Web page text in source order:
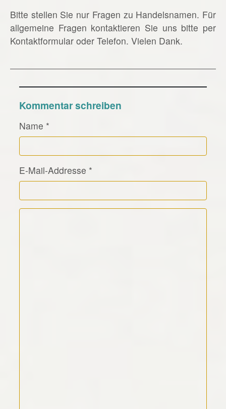
Bitte stellen Sie nur Fragen zu Handelsnamen. Für
allgemeine Fragen kontaktieren Sie uns bitte per
Kontaktformular oder Telefon. Vielen Dank.
Kommentar schreiben
Name *
E-Mail-Addresse *
Kommentar Text